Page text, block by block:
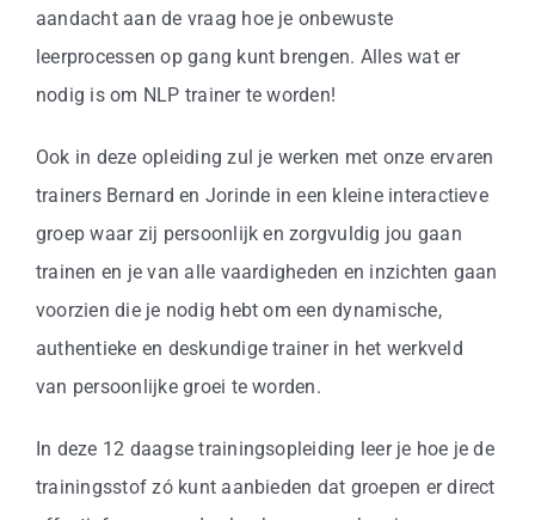
aandacht aan de vraag hoe je onbewuste
leerprocessen op gang kunt brengen. Alles wat er
nodig is om NLP trainer te worden!
Ook in deze opleiding zul je werken met onze ervaren
trainers Bernard en Jorinde in een kleine interactieve
groep waar zij persoonlijk en zorgvuldig jou gaan
trainen en je van alle vaardigheden en inzichten gaan
voorzien die je nodig hebt om een dynamische,
authentieke en deskundige trainer in het werkveld
van persoonlijke groei te worden.
In deze 12 daagse trainingsopleiding leer je hoe je de
trainingsstof zó kunt aanbieden dat groepen er direct